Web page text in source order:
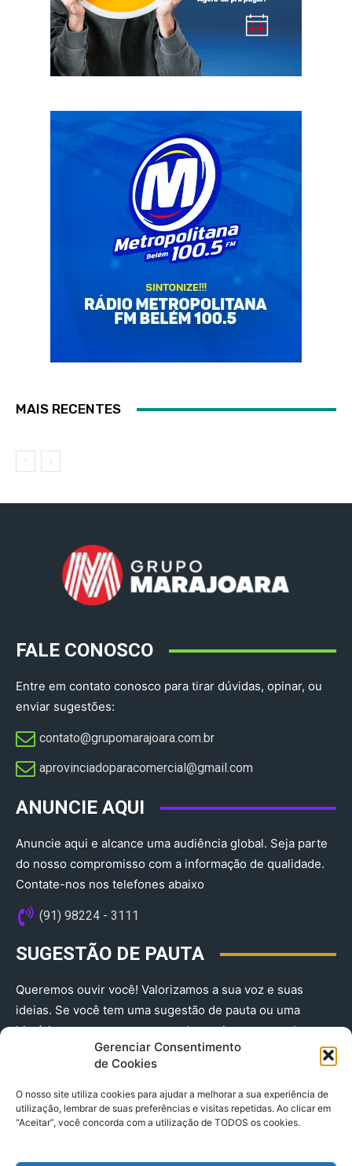
Gerenciar Consentimento
de Cookies
O nosso site utiliza cookies para ajudar a melhorar a sua experiência de
utilização, lembrar de suas preferências e visitas repetidas. Ao clicar em
“Aceitar”, você concorda com a utilização de TODOS os cookies.
MAIS RECENTES
FALE CONOSCO
Entre em contato conosco para tirar dúvidas, opinar, ou
enviar sugestões:
contato@grupomarajoara.com.br
aprovinciadoparacomercial@gmail.com​
ANUNCIE AQUI
Anuncie aqui e alcance uma audiência global. Seja parte
do nosso compromisso com a informação de qualidade.
Contate-nos nos telefones abaixo
(91) 98224 - 3111
SUGESTÃO DE PAUTA
Queremos ouvir você! Valorizamos a sua voz e suas
ideias. Se você tem uma sugestão de pauta ou uma
história que merece ser contada, envie-nos agora!
(91) 98224 - 3111